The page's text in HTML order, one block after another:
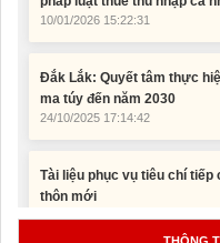
Đắk Lắk: Quyết tâm thực
ma túy đến năm 2030
24/10/2025 17:14:42
Tài liệu phục vụ tiêu chí tiếp
thôn mới
Tài liệu Hội nghị công